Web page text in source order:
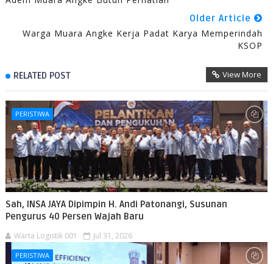
Older Article
Warga Muara Angke Kerja Padat Karya Memperindah
KSOP
RELATED POST View More
PERISTIWA
Sah, INSA JAYA Dipimpin H. Andi Patonangi, Susunan
Pengurus 40 Persen Wajah Baru
Warta Logistik 001 Jul 31, 2026
PERISTIWA